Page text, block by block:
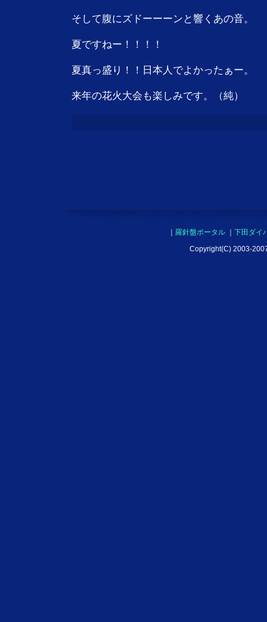
そして腹にズドーーーンと響くあの音。
夏ですねー！！！！
夏真っ盛り！！日本人でよかったぁー。
来年の花火大会も楽しみです。（純）
羅針盤ポータル
下田ダイ
Copyright(C) 2003-